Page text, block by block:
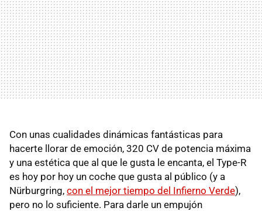
Con unas cualidades dinámicas fantásticas para
hacerte llorar de emoción, 320 CV de potencia máxima
y una estética que al que le gusta le encanta, el Type-R
es hoy por hoy un coche que gusta al público (y a
Nürburgring, con el mejor tiempo del Infierno Verde),
pero no lo suficiente. Para darle un empujón